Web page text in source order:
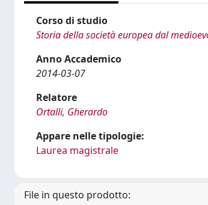
Corso di studio
Storia della società europea dal
Anno Accademico
2014-03-07
Relatore
Ortalli, Gherardo
Appare nelle tipologie:
Laurea magistrale
File in questo prodotto: